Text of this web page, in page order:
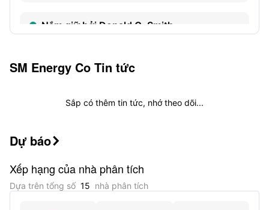
Nắm giữ bởi Donald G. Smith
7.34M cổ phiếu này.
SM Energy Co Tin tức
Sắp có thêm tin tức, nhớ theo dõi...
Dự báo
Xếp hạng của nhà phân tích
Dựa trên tổng số 15 nhà phân tích